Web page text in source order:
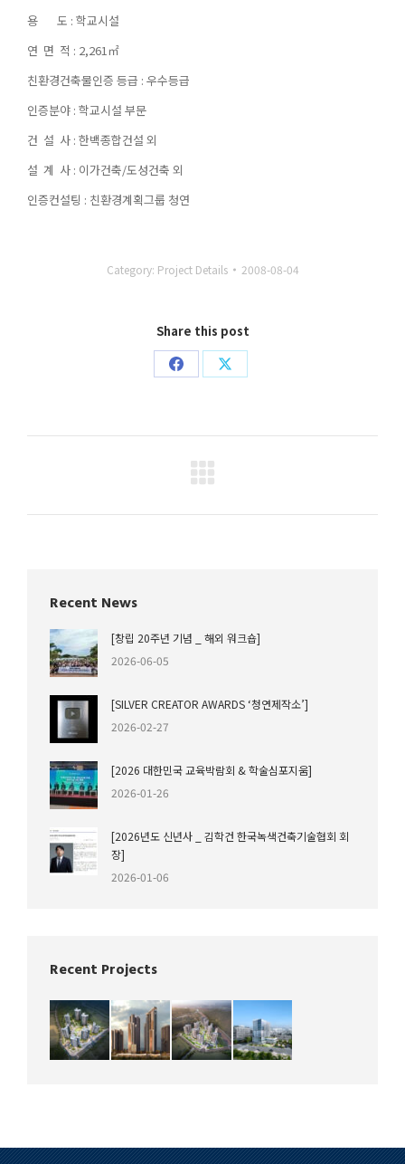
용 도 : 학교시설
연 면 적 : 2,261㎡
친환경건축물인증 등급 : 우수등급
인증분야 : 학교시설 부문
건 설 사 : 한백종합건설 외
설 계 사 : 이가건축/도성건축 외
인증컨설팅 : 친환경계획그룹 청연
Category: Project Details 2008-08-04
Share this post
Share
Facebook
Share
X
Recent News
[창립 20주년 기념 _ 해외 워크숍]
2026-06-05
[SILVER CREATOR AWARDS ‘청연제작소’]
2026-02-27
[2026 대한민국 교육박람회 & 학술심포지움]
2026-01-26
[2026년도 신년사 _ 김학건 한국녹색건축기술협회 회
장]
2026-01-06
Recent Projects